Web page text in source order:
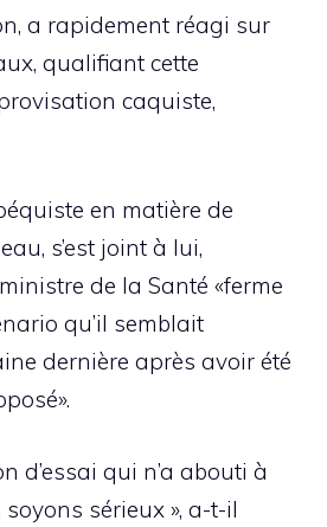
a rapidement réagi sur
qualifiant cette
caquiste,
en matière de
s’est joint à lui,
de la Santé «ferme
qu’il semblait
dernière après avoir été
d’essai qui n’a abouti à
sérieux », a-t-il